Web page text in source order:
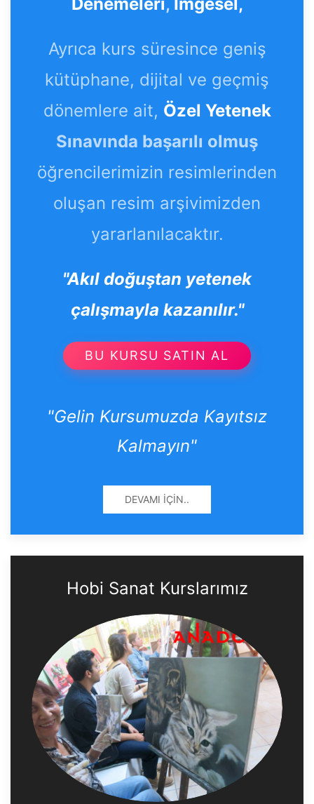
Ayrıca kurs süresince geniş
kütüphane, dijital ve geçmiş
dönemlere ait, Özel Yetenek
Sınavında başarılı olmuş
öğrencilerimizin resimlerinden
oluşan resim arşivimizden
yararlanılacaktır.
"Akıl doğuştan yetenek
çalışmayla kazanılır."
BU KURSU SATIN AL
"Gelin Kursumuzda Kayıtsız
Kalmayın"
DEVAMI İÇIN..
Hobi Sanat Kurslarımız